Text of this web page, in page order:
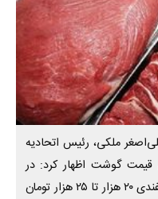
ملکی، رئیس اتحادیه
قیمت گوشت اظهار کرد: در
هفته نخست آذرماه قیمت گوشت گوسفندی ۲۰ هزار تا ۲۵ هزار تومان